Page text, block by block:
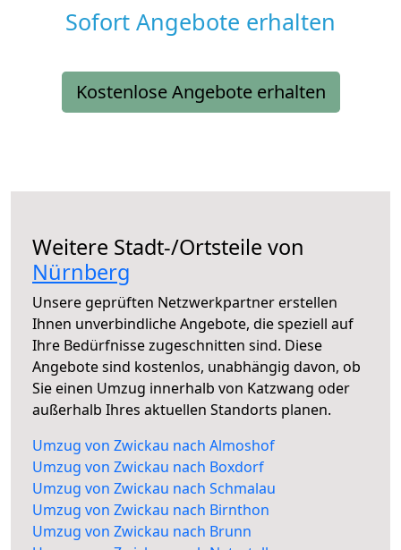
Sofort Angebote erhalten
Kostenlose Angebote erhalten
Weitere Stadt-/Ortsteile von
Nürnberg
Unsere geprüften Netzwerkpartner erstellen
Ihnen unverbindliche Angebote, die speziell auf
Ihre Bedürfnisse zugeschnitten sind. Diese
Angebote sind kostenlos, unabhängig davon, ob
Sie einen Umzug innerhalb von Katzwang oder
außerhalb Ihres aktuellen Standorts planen.
Umzug von Zwickau nach Almoshof
Umzug von Zwickau nach Boxdorf
Umzug von Zwickau nach Schmalau
Umzug von Zwickau nach Birnthon
Umzug von Zwickau nach Brunn